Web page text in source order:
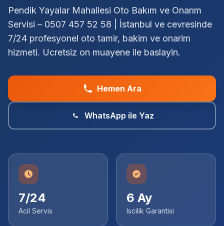
Pendik Yayalar Mahallesi Oto Bakım ve Onarım
Servisi – 0507 457 52 58 | İstanbul ve cevresinde
7/24 profesyonel oto tamir, bakim ve onarim
hizmeti. Ucretsiz on muayene ile baslayin.
Hemen Ara
WhatsApp ile Yaz
7/24
Acil Servis
6 Ay
Iscilik Garantisi